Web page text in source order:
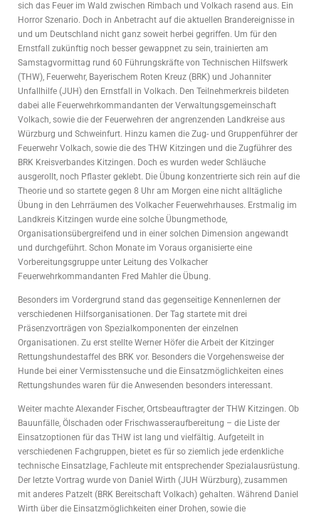
sich das Feuer im Wald zwischen Rimbach und Volkach rasend aus. Ein
Horror Szenario. Doch in Anbetracht auf die aktuellen Brandereignisse in
und um Deutschland nicht ganz soweit herbei gegriffen. Um für den
Ernstfall zukünftig noch besser gewappnet zu sein, trainierten am
Samstagvormittag rund 60 Führungskräfte von Technischen Hilfswerk
(THW), Feuerwehr, Bayerischem Roten Kreuz (BRK) und Johanniter
Unfallhilfe (JUH) den Ernstfall in Volkach. Den Teilnehmerkreis bildeten
dabei alle Feuerwehrkommandanten der Verwaltungsgemeinschaft
Volkach, sowie die der Feuerwehren der angrenzenden Landkreise aus
Würzburg und Schweinfurt. Hinzu kamen die Zug- und Gruppenführer der
Feuerwehr Volkach, sowie die des THW Kitzingen und die Zugführer des
BRK Kreisverbandes Kitzingen. Doch es wurden weder Schläuche
ausgerollt, noch Pflaster geklebt. Die Übung konzentrierte sich rein auf die
Theorie und so startete gegen 8 Uhr am Morgen eine nicht alltägliche
Übung in den Lehrräumen des Volkacher Feuerwehrhauses. Erstmalig im
Landkreis Kitzingen wurde eine solche Übungmethode,
Organisationsübergreifend und in einer solchen Dimension angewandt
und durchgeführt. Schon Monate im Voraus organisierte eine
Vorbereitungsgruppe unter Leitung des Volkacher
Feuerwehrkommandanten Fred Mahler die Übung.
Besonders im Vordergrund stand das gegenseitige Kennenlernen der
verschiedenen Hilfsorganisationen. Der Tag startete mit drei
Präsenzvorträgen von Spezialkomponenten der einzelnen
Organisationen. Zu erst stellte Werner Höfer die Arbeit der Kitzinger
Rettungshundestaffel des BRK vor. Besonders die Vorgehensweise der
Hunde bei einer Vermisstensuche und die Einsatzmöglichkeiten eines
Rettungshundes waren für die Anwesenden besonders interessant.
Weiter machte Alexander Fischer, Ortsbeauftragter der THW Kitzingen. Ob
Bauunfälle, Ölschaden oder Frischwasseraufbereitung – die Liste der
Einsatzoptionen für das THW ist lang und vielfältig. Aufgeteilt in
verschiedenen Fachgruppen, bietet es für so ziemlich jede erdenkliche
technische Einsatzlage, Fachleute mit entsprechender Spezialausrüstung.
Der letzte Vortrag wurde von Daniel Wirth (JUH Würzburg), zusammen
mit anderes Patzelt (BRK Bereitschaft Volkach) gehalten. Während Daniel
Wirth über die Einsatzmöglichkeiten einer Drohen, sowie die